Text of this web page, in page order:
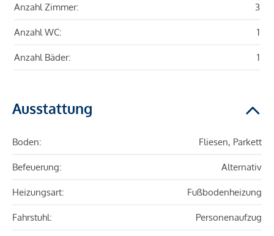
Anzahl Zimmer: 3
Anzahl WC: 1
Anzahl Bäder: 1
Ausstattung
Boden: Fliesen, Parkett
Befeuerung: Alternativ
Heizungsart: Fußbodenheizung
Fahrstuhl: Personenaufzug